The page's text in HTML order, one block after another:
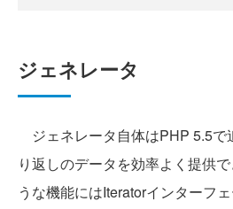
ジェネレータ
ジェネレータ自体はPHP 5.5で
り返しのデータを効率よく提供
うな機能にはIteratorインターフ